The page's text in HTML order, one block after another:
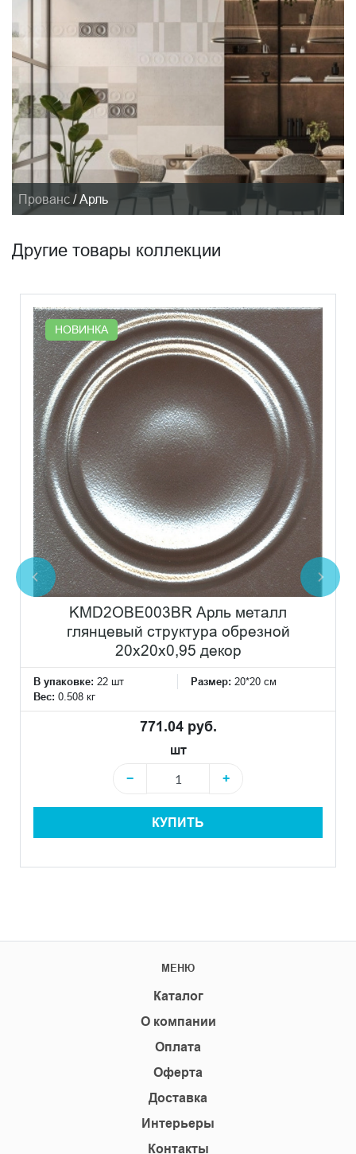
Прованс / Арль
Другие товары коллекции
НОВИНКА
KMD2OBE003BR Арль металл
глянцевый структура обрезной
20x20x0,95 декор
В упаковке: 22 шт Размер: 20*20 см
Вес: 0.508 кг
771.04 руб.
шт
−
+
КУПИТЬ
МЕНЮ
Каталог
О компании
Оплата
Оферта
Доставка
Интерьеры
Контакты